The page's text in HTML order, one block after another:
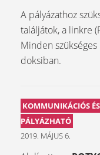
A pályázathoz
találjátok, a linkre
Minden
doksiban.
KOMMUNIKÁCIÓS
PÁLYÁZHATÓ
2019. MÁJUS 6.